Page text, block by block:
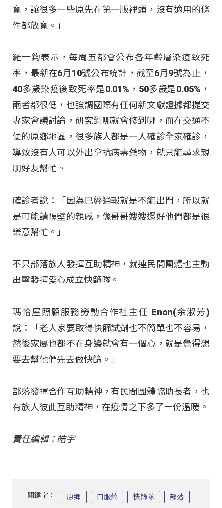
寬，讓很多一些原先在第一版裡頭，沒有適用的條
件都放寬。」
羅一鈞表示，每周五都會公布各年齡層染疫致死
率，最新在6月10號公布統計，截至6月9號為止，
40多歲染疫後致死率是0.01%，50多歲是0.05%，
兩者都很低，也強調國際有任何新文獻證據都提交
專家會議討論，研究到哪就會修到哪，而在交通不
便的原鄉地區，很多族人都是一人確診全家確診，
導致沒有人可以外出拿抗病毒藥物，就只能尋求親
朋好友幫忙。
確診者說：「因為已經通報就是不能出門，所以就
是可能請隔壁的親戚，像哥哥嫂嫂還好他們都是很
樂意幫忙。」
不只部落族人發揮互助精神，就連民間團體也主動
出擊發揮愛心成立快篩隊。
瑪恰屋照顧服務勞動合作社主任 Enon(余淑芳)
說：「老人家要取得快篩試劑也不簡單也不容易，
然後家屬也都不在身邊就會有一個心，就是覺得想
要去幫他們先去做快篩。」
部落發揮合作互助精神，有民間團體協助長者，也
有族人彼此互助精神，在疫情之下多了一份溫暖。
責任編輯：皓宇
關鍵字： 原鄉 口服藥 快篩隊 部落